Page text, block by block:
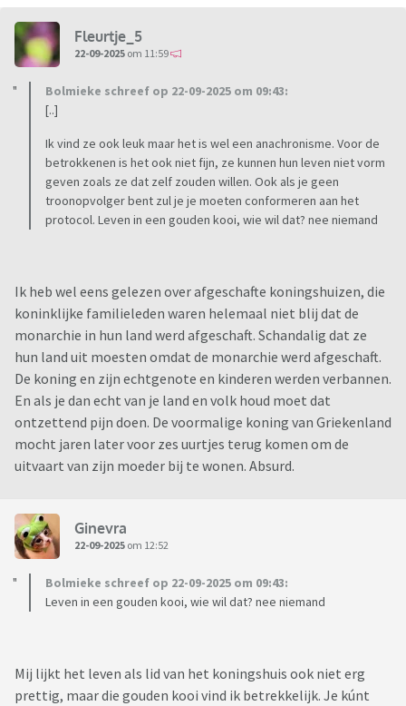
Fleurtje_5
22-09-2025 om 11:59
Bolmieke schreef op 22-09-2025 om 09:43:
[..]
Ik vind ze ook leuk maar het is wel een anachronisme. Voor de
betrokkenen is het ook niet fijn, ze kunnen hun leven niet vorm
geven zoals ze dat zelf zouden willen. Ook als je geen
troonopvolger bent zul je je moeten conformeren aan het
protocol. Leven in een gouden kooi, wie wil dat? nee niemand
Ik heb wel eens gelezen over afgeschafte koningshuizen, die
koninklijke familieleden waren helemaal niet blij dat de
monarchie in hun land werd afgeschaft. Schandalig dat ze
hun land uit moesten omdat de monarchie werd afgeschaft.
De koning en zijn echtgenote en kinderen werden verbannen.
En als je dan echt van je land en volk houd moet dat
ontzettend pijn doen. De voormalige koning van Griekenland
mocht jaren later voor zes uurtjes terug komen om de
uitvaart van zijn moeder bij te wonen. Absurd.
Ginevra
22-09-2025 om 12:52
Bolmieke schreef op 22-09-2025 om 09:43:
Leven in een gouden kooi, wie wil dat? nee niemand
Mij lijkt het leven als lid van het koningshuis ook niet erg
prettig, maar die gouden kooi vind ik betrekkelijk. Je kúnt